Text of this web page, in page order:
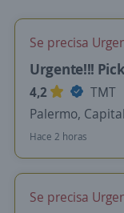
Se precisa
Urgente!!!
4,2
TMT
Palermo,
Hace 2 horas
Se precisa